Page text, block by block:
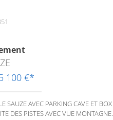
100 €*
SAUZE AVEC PARKING CAVE ET BOX
DES PISTES AVEC VUE MONTAGNE.